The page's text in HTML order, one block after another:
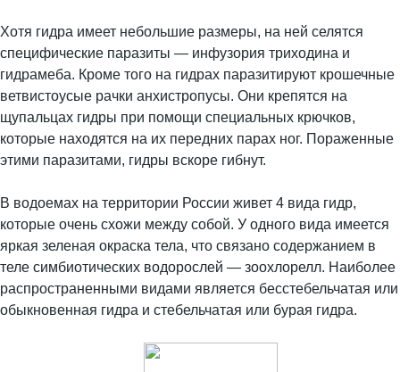
Хотя гидра имеет небольшие размеры, на ней селятся
специфические паразиты — инфузория триходина и
гидрамеба. Кроме того на гидрах паразитируют крошечные
ветвистоусые рачки анхистропусы. Они крепятся на
щупальцах гидры при помощи специальных крючков,
которые находятся на их передних парах ног. Пораженные
этими паразитами, гидры вскоре гибнут.
В водоемах на территории России живет 4 вида гидр,
которые очень схожи между собой. У одного вида имеется
яркая зеленая окраска тела, что связано содержанием в
теле симбиотических водорослей — зоохлорелл. Наиболее
распространенными видами является бесстебельчатая или
обыкновенная гидра и стебельчатая или бурая гидра.